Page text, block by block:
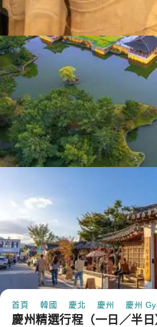
首頁 韓國 慶北 慶州 慶州
慶州精選行程（一日／半